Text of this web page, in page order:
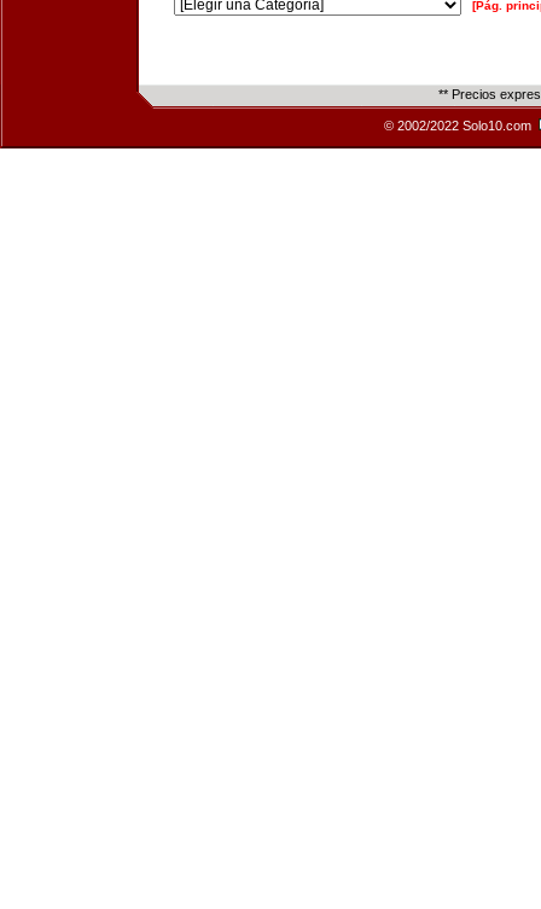
[Pág.
** Precios
© 2002/2022 Solo10.com